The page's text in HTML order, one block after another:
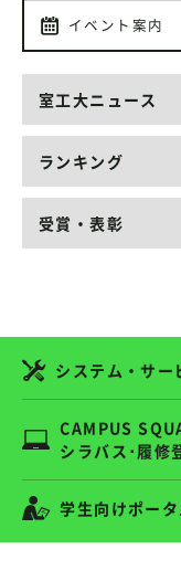
イベント案内
室工大ニュース
ランキング
受賞・表彰
システム・サ
CAMPUS
シラバス･履修
学生向けポー